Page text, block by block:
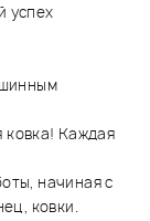
успех
ковка! Каждая
начиная с
ковки.